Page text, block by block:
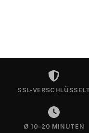
SSL-VERSCHLÜSSELT
Ø 10–20 MINUTEN